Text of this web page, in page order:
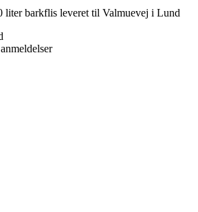
liter barkflis leveret til Valmuevej i Lund
anmeldelser